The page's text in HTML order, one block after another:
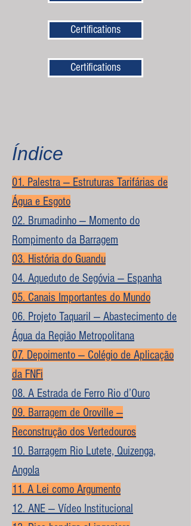
Certifications
Certifications
Índice
01. Palestra — Estruturas Tarifárias de
Água e Esgoto
02. Brumadinho — Momento do
Rompimento da Barragem
03. História do Guandu
04. Aqueduto de Segóvia — Espanha
05. Canais Importantes do Mundo
06. Projeto Taquaril — Abastecimento de
Água da Região Metropolitana
07. Depoimento — Colégio de Aplicação
da FNFi
08. A Estrada de Ferro Rio d’Ouro
09. Barragem de Oroville —
Reconstrução dos Vertedouros
10. Barragem Rio Lutete, Quizenga,
Angola
11. A Lei como Argumento
12. ANE — Vídeo Institucional